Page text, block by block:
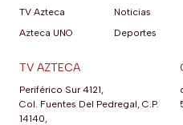
TV Azteca
Azteca UNO
Noticias
Deportes
TV AZTECA
Periférico Sur 4121,
Col. Fuentes Del Pedregal, C.P.
14140,